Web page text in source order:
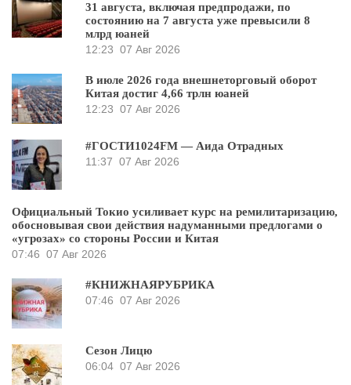
31 августа, включая предпродажи, по
состоянию на 7 августа уже превысили 8
млрд юаней
12:23 07 Авг 2026
В июле 2026 года внешнеторговый оборот
Китая достиг 4,66 трлн юаней
12:23 07 Авг 2026
#ГОСТИ1024FM — Аида Отрадных
11:37 07 Авг 2026
Официальный Токио усиливает курс на ремилитаризацию,
обосновывая свои действия надуманными предлогами о
«угрозах» со стороны России и Китая
07:46 07 Авг 2026
#КНИЖНАЯРУБРИКА
07:46 07 Авг 2026
Сезон Лицю
06:04 07 Авг 2026